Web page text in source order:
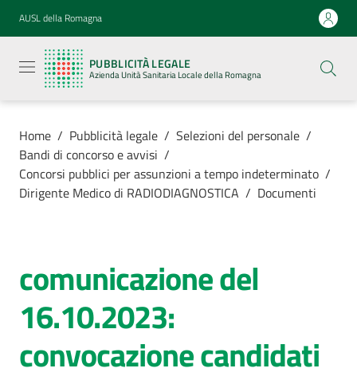
Vai al contenuto
Vai alla navigazione
Vai al footer
AUSL della Romagna
PUBBLICITÀ LEGALE
Azienda Unità Sanitaria Locale della Romagna
legale
Azienda
Unità
Locale della
Luoghi di
cura
Home / Pubblicità legale / Selezioni del personale /
Bandi di concorso e avvisi /
Concorsi pubblici per assunzioni a tempo indeterminato /
Dirigente Medico di RADIODIAGNOSTICA / Documenti
comunicazione del
16.10.2023:
convocazione candidati